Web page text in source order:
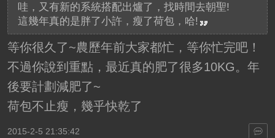
哇，又有新的系統搭配出爐了，找時間去朝聖!
這幾年真的是胖了小許，瘦了荷包，哈!
等你很久了~農歷年前大家都忙，等你忙完吧！
不過你說到重點，最近真的肥了很多10KG。年
後要計劃減肥了~
荷包不止瘦，幾乎快乾了
2015-2-5 21:35:42